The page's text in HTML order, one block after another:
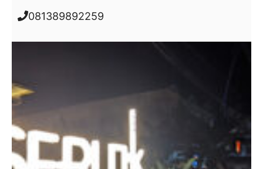
081389892259